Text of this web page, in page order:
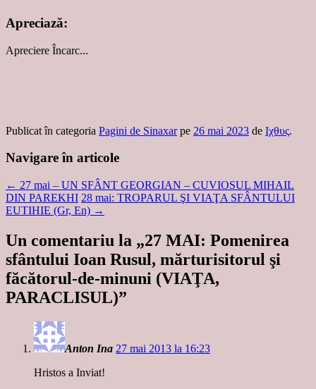
Apreciază:
Apreciere Încarc...
Publicat în categoria Pagini de Sinaxarpe 26 mai 2023 de Ιχθυς.
Navigare în articole
← 27 mai – UN SFÂNT GEORGIAN – CUVIOSUL MIHAIL
DIN PAREKHI 28 mai: TROPARUL ŞI VIAŢA SFÂNTULUI
EUTIHIE (Gr, En) →
Un comentariu la „27 MAI: Pomenirea
sfântului Ioan Rusul, mărturisitorul şi
făcătorul-de-minuni (VIAŢA,
PARACLISUL)”
Anton Ina 27 mai 2013 la 16:23
Hristos a Inviat!